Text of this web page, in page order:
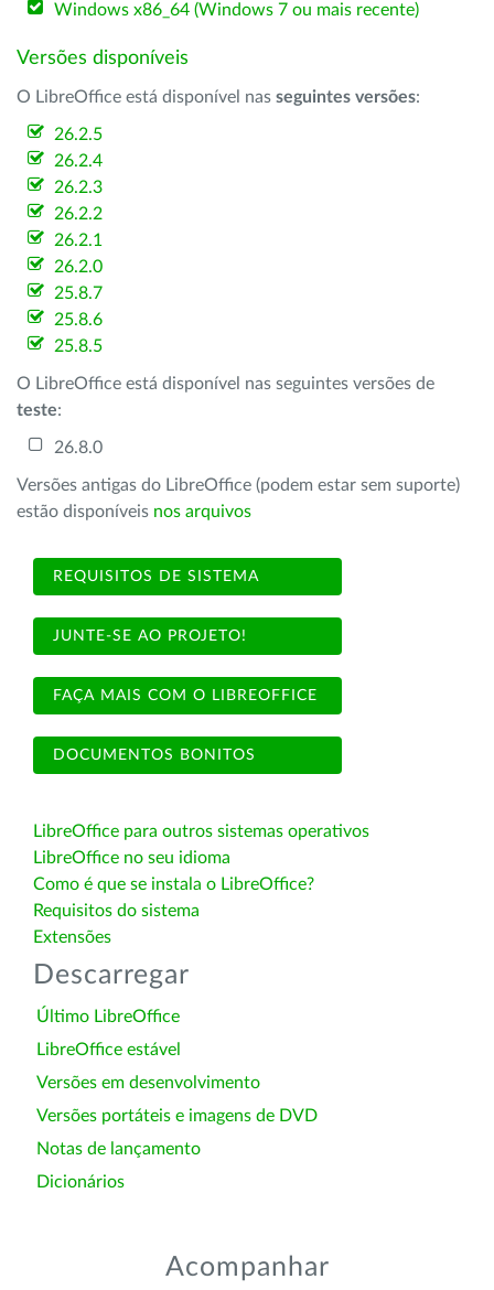
Windows x86_64 (Windows 7 ou mais recente)
Versões disponíveis
O LibreOffice está disponível nas seguintes versões:
26.2.5
26.2.4
26.2.3
26.2.2
26.2.1
26.2.0
25.8.7
25.8.6
25.8.5
O LibreOffice está disponível nas seguintes versões de
teste:
26.8.0
Versões antigas do LibreOffice (podem estar sem suporte)
estão disponíveis nos arquivos
REQUISITOS DE SISTEMA
JUNTE-SE AO PROJETO!
FAÇA MAIS COM O LIBREOFFICE
DOCUMENTOS BONITOS
LibreOffice para outros sistemas operativos
LibreOffice no seu idioma
Como é que se instala o LibreOffice?
Requisitos do sistema
Extensões
Descarregar
Último LibreOffice
LibreOffice estável
Versões em desenvolvimento
Versões portáteis e imagens de DVD
Notas de lançamento
Dicionários
Acompanhar